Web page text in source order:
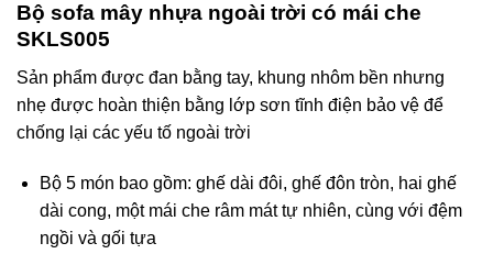
Bộ sofa mây nhựa ngoài trời có mái che
SKLS005
Sản phẩm được đan bằng tay, khung nhôm bền nhưng
nhẹ được hoàn thiện bằng lớp sơn tĩnh điện bảo vệ để
chống lại các yếu tố ngoài trời
Bộ 5 món bao gồm: ghế dài đôi, ghế đôn tròn, hai ghế
dài cong, một mái che râm mát tự nhiên, cùng với đệm
ngồi và gối tựa